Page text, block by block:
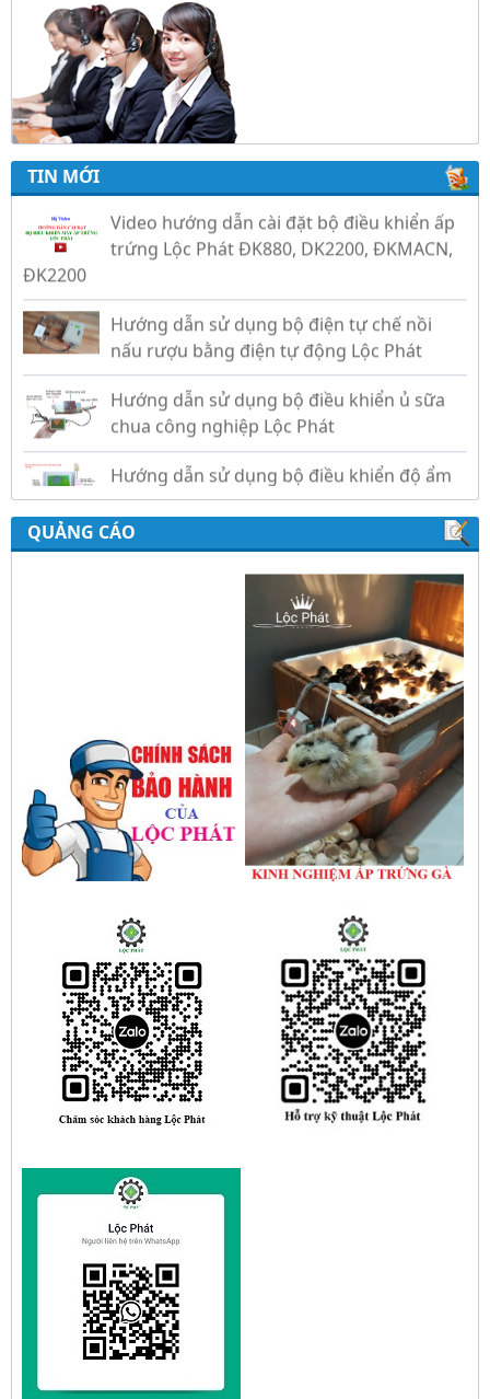
TIN MỚI
Trứng Giả Lộc Phát Có Nước - Giải Pháp Ấp
Hiệu Quả Cho Gà, Vịt, Bồ Câu
Video hướng dẫn cài đặt bộ điều khiển ấp
trứng Lộc Phát ĐK880, DK2200, ĐKMACN,
ĐK2200
nấu rượu bằng điện tự động Lộc Phát
Hướng dẫn sử dụng bộ điều khiển ủ sữa
chua công nghiệp Lộc Phát
Hướng dẫn sử dụng bộ điều khiển độ ẩm
gold, nhiệt độ và ánh sáng tự động Lộc
Phát
QUẢNG CÁO